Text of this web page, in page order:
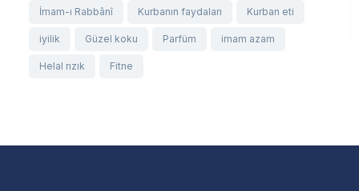
İmam-ı Rabbânî Kurbanın faydaları Kurban eti
iyilik Güzel koku Parfüm imam azam
Helal rızık Fitne